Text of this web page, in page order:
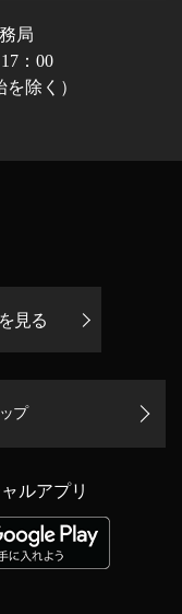
局
：00
除く）
見る
プ
ルアプリ